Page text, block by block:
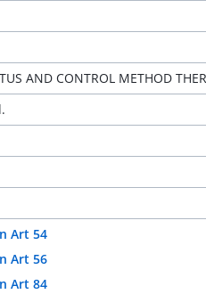
AND CONTROL METHOD
Art 54
Art 56
Art 84